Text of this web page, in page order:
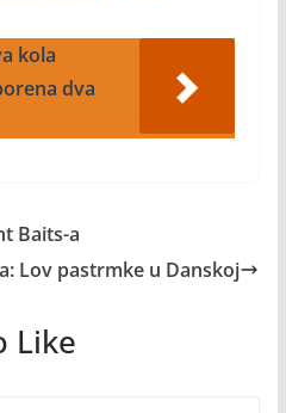
kola
dva
Baits-a
Lov pastrmke u Danskoj
Like